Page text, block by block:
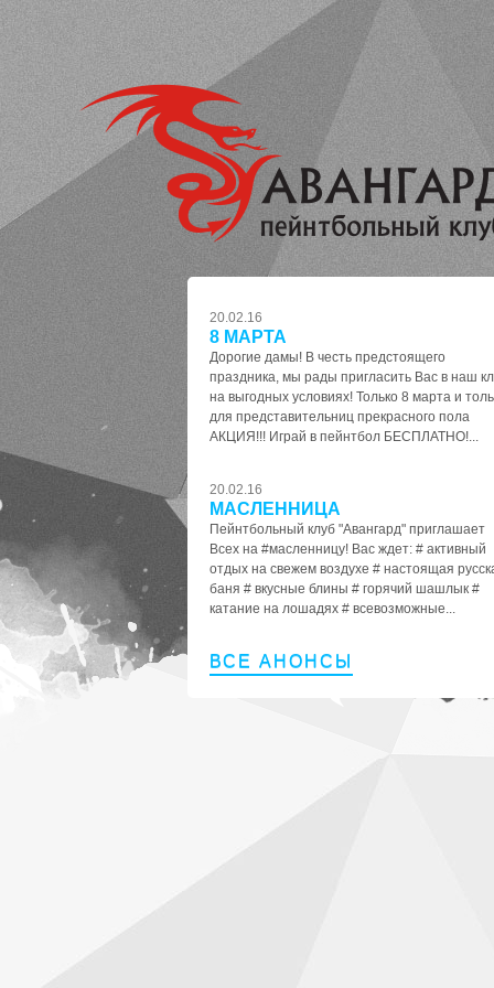
20.02.16
8 МАРТА
Дорогие дамы! В честь предстоящего
праздника, мы рады пригласить Вас в наш
на выгодных условиях! Только 8 марта и
для представительниц прекрасного пола
АКЦИЯ!!! Играй в пейнтбол БЕСПЛАТНО!...
20.02.16
МАСЛЕННИЦА
Пейнтбольный клуб "Авангард" приглашает
Всех на #масленницу! Вас ждет: # активный
отдых на свежем воздухе # настоящая
баня # вкусные блины # горячий шашлык #
катание на лошадях # всевозможные...
ВСЕ АНОНСЫ